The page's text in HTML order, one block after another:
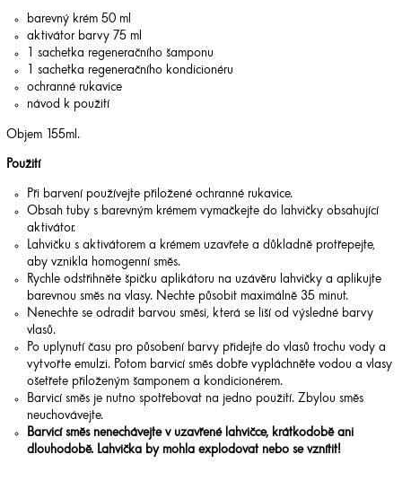
barevný krém 50 ml
aktivátor barvy 75 ml
1 sachetka regeneračního šamponu
1 sachetka regeneračního kondicionéru
ochranné rukavice
návod k použití
Objem 155ml.
Použití
Při barvení používejte přiložené ochranné rukavice.
Obsah tuby s barevným krémem vymačkejte do lahvičky obsahující
aktivátor.
Lahvičku s aktivátorem a krémem uzavřete a důkladně protřepejte,
aby vznikla homogenní směs.
Rychle odstřihněte špičku aplikátoru na uzávěru lahvičky a aplikujte
barevnou směs na vlasy. Nechte působit maximálně 35 minut.
Nenechte se odradit barvou směsi, která se liší od výsledné barvy
vlasů.
Po uplynutí času pro působení barvy přidejte do vlasů trochu vody a
vytvořte emulzi. Potom barvicí směs dobře vypláchněte vodou a vlasy
ošetřete přiloženým šamponem a kondicionérem.
Barvicí směs je nutno spotřebovat na jedno použití. Zbylou směs
neuchovávejte.
Barvicí směs nenechávejte v uzavřené lahvičce, krátkodobě ani
dlouhodobě. Lahvička by mohla explodovat nebo se vznítit!